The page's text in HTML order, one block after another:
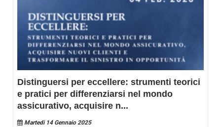
Distinguersi per eccellere: strumenti teorici
e pratici per differenziarsi nel mondo
assicurativo, acquisire n...
Martedi 14 Gennaio 2025